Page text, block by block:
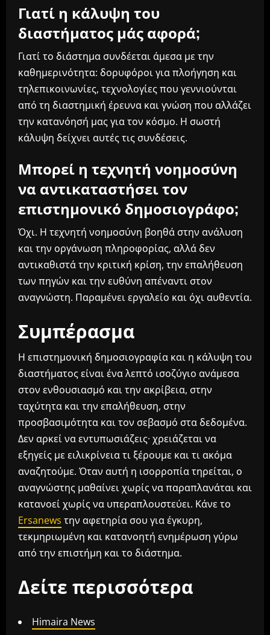
Γιατί η κάλυψη του
διαστήματος μάς αφορά;
Γιατί το διάστημα συνδέεται άμεσα με την
καθημερινότητα: δορυφόροι για πλοήγηση και
τηλεπικοινωνίες, τεχνολογίες που γεννιούνται
από τη διαστημική έρευνα και γνώση που αλλάζει
την κατανόησή μας για τον κόσμο. Η σωστή
κάλυψη δείχνει αυτές τις συνδέσεις.
Μπορεί η τεχνητή νοημοσύνη
να αντικαταστήσει τον
επιστημονικό δημοσιογράφο;
Όχι. Η τεχνητή νοημοσύνη βοηθά στην ανάλυση
και την οργάνωση πληροφορίας, αλλά δεν
αντικαθιστά την κριτική κρίση, την επαλήθευση
των πηγών και την ευθύνη απέναντι στον
αναγνώστη. Παραμένει εργαλείο και όχι αυθεντία.
Συμπέρασμα
Η επιστημονική δημοσιογραφία και η κάλυψη του
διαστήματος είναι ένα λεπτό ισοζύγιο ανάμεσα
στον ενθουσιασμό και την ακρίβεια, στην
ταχύτητα και την επαλήθευση, στην
προσβασιμότητα και τον σεβασμό στα δεδομένα.
Δεν αρκεί να εντυπωσιάζεις· χρειάζεται να
εξηγείς με ειλικρίνεια τι ξέρουμε και τι ακόμα
αναζητούμε. Όταν αυτή η ισορροπία τηρείται, ο
αναγνώστης μαθαίνει χωρίς να παραπλανάται και
κατανοεί χωρίς να υπεραπλουστεύει. Κάνε το
Ersanews την αφετηρία σου για έγκυρη,
τεκμηριωμένη και κατανοητή ενημέρωση γύρω
από την επιστήμη και το διάστημα.
Δείτε περισσότερα
Himaira News